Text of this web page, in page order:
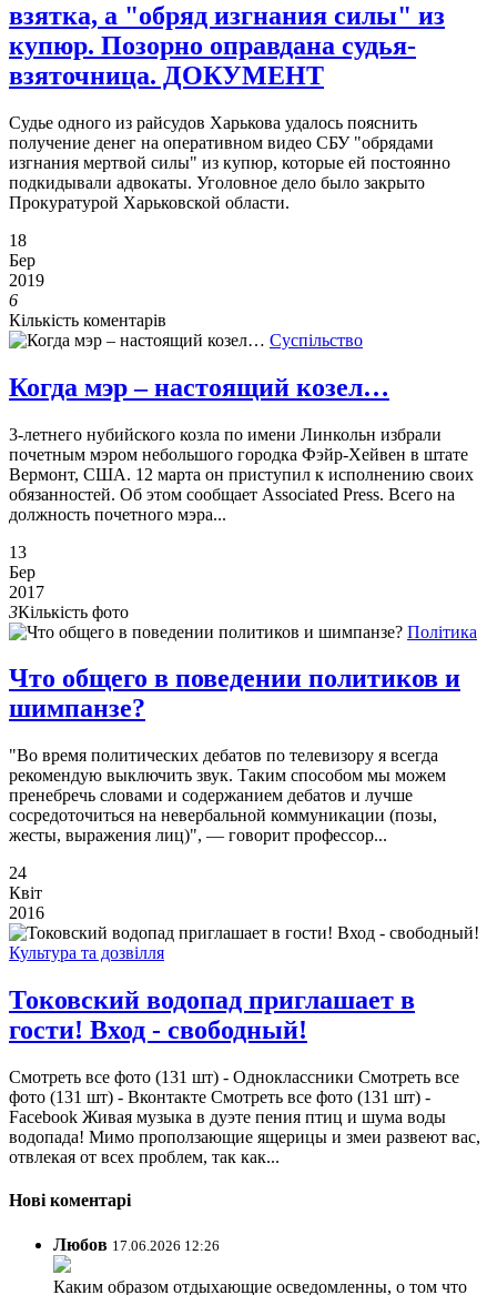
взятка, а "обряд изгнания силы" из
купюр. Позорно оправдана судья-
взяточница. ДОКУМЕНТ
Судье одного из райсудов Харькова удалось пояснить
получение денег на оперативном видео СБУ "обрядами
изгнания мертвой силы" из купюр, которые ей постоянно
подкидывали адвокаты. Уголовное дело было закрыто
Прокуратурой Харьковской области.
18
Бер
2019
6
Кількість коментарів
Суспільство
Когда мэр – настоящий козел…
3-летнего нубийского козла по имени Линкольн избрали
почетным мэром небольшого городка Фэйр-Хейвен в штате
Вермонт, США. 12 марта он приступил к исполнению своих
обязанностей. Об этом сообщает Associated Press. Всего на
должность почетного мэра...
13
Бер
2017
3Кількість фото
Політика
Что общего в поведении политиков и
шимпанзе?
"Во время политических дебатов по телевизору я всегда
рекомендую выключить звук. Таким способом мы можем
пренебречь словами и содержанием дебатов и лучше
сосредоточиться на невербальной коммуникации (позы,
жесты, выражения лиц)", — говорит профессор...
24
Квіт
2016
Культура та дозвілля
Токовский водопад приглашает в
гости! Вход - свободный!
Смотреть все фото (131 шт) - Одноклассники Смотреть все
фото (131 шт) - Вконтакте Смотреть все фото (131 шт) -
Facebook Живая музыка в дуэте пения птиц и шума воды
водопада! Мимо проползающие ящерицы и змеи развеют вас,
отвлекая от всех проблем, так как...
Нові коментарі
Любов 17.06.2026 12:26
Каким образом отдыхающие осведомленны, о том что